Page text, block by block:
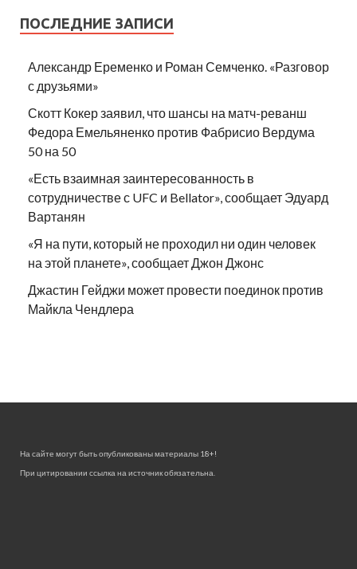
ПОСЛЕДНИЕ ЗАПИСИ
Александр Еременко и Роман Семченко. «Разговор
с друзьями»
Скотт Кокер заявил, что шансы на матч-реванш
Федора Емельяненко против Фабрисио Вердума
50 на 50
«Есть взаимная заинтересованность в
сотрудничестве с UFC и Bellator», сообщает Эдуард
Вартанян
«Я на пути, который не проходил ни один человек
на этой планете», сообщает Джон Джонс
Джастин Гейджи может провести поединок против
Майкла Чендлера
На сайте могут быть опубликованы материалы 18+!
При цитировании ссылка на источник обязательна.